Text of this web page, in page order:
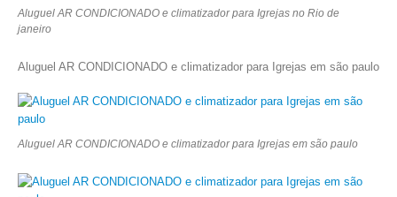
Aluguel AR CONDICIONADO e climatizador para Igrejas no Rio de
janeiro
Aluguel AR CONDICIONADO e climatizador para Igrejas em são paulo
Aluguel AR CONDICIONADO e climatizador para Igrejas em são paulo